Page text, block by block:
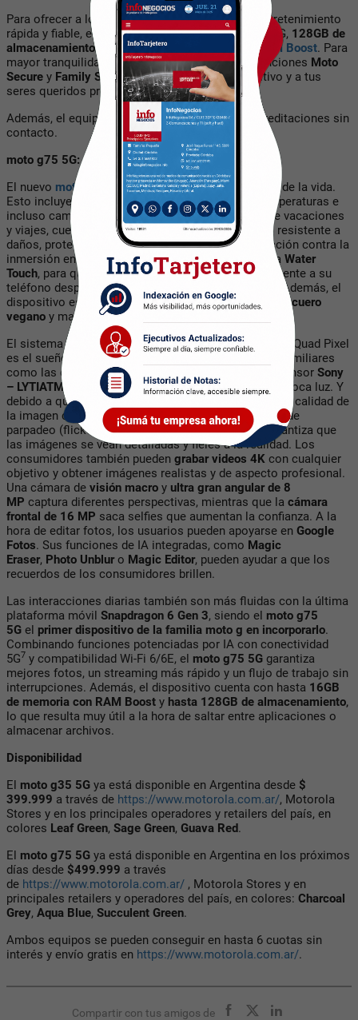
Para ofrecer a los usuarios una experiencia de entretenimiento
rápida y fiable, el dispositivo admite conectividad 5G, 128GB de
almacenamiento y hasta 8GB de memoria
RAM Boost. Para
mayor tranquilidad, el moto g35 5G ofrece las funciones Moto
Secure y Family Space para mantener tu dispositivo y a tus
seres queridos protegidos.
Además, el equipo soporta NFC para pagos y acreditaciones sin
contacto.
moto g75 5G: fabricado para durar
El nuevo moto g75 5G
puede soportar los altibajos de la vida.
Esto incluye condiciones climáticas extremas, temperaturas e
incluso cambios de presión. Apto para todo tipo de vacaciones
y viajes, cuenta con cristal
Corning Gorilla Glass 5 resistente a
daños, protección
IP68 resistente al agua y protección contra la
inmersión en polvo. Incluso incorpora la tecnología Water
Touch, para que los usuarios puedan acceder fácilmente a su
teléfono después de nadar o durante una tormenta. Además, el
dispositivo está disponible en coloridas opciones de
cuero
vegano y material mate para un
El sistema de
cámara de 50 MP con OIS y tecnología Quad Pixel
es el sueño de cualquier fotógrafo. Tanto las fotos familiares
como las de acción se ven nítidas y brillantes, y el sensor Sony
– LYTIATM 600
mejora aún más las condiciones de poca luz. Y
debido a que ciertas fuentes de luz artificial alteran la calidad de
la imagen con un efecto de parpadeo, hay un sensor de
parpadeo (flicker) que destierra las barras. Esto garantiza que
las imágenes se vean detalladas y fieles a la realidad. Los
consumidores también pueden grabar videos 4K con cualquier
objetivo y obtener imágenes realistas y de aspecto profesional.
Una cámara de visión macro y ultra gran angular de 8
MP captura diferentes perspectivas, mientras que la cámara
frontal de 16 MP saca selfies que aumentan la confianza. A la
hora de editar fotos, los usuarios pueden apoyarse en Google
Fotos. Sus funciones de IA integradas, como Magic
Eraser, Photo Unblur o Magic Editor, pueden ayudar a que los
recuerdos de los consumidores brillen.
Las interacciones diarias también son más fluidas con la última
plataforma móvil Snapdragon 6 Gen 3, siendo el moto g75
5G el primer dispositivo de la familia moto g en incorporarlo.
Combinando funciones potenciadas por IA con conectividad
5G7 y compatibilidad Wi-Fi 6/6E, el moto g75 5G garantiza
mejores fotos, un streaming más rápido y un flujo de trabajo sin
interrupciones. Además, el dispositivo cuenta con hasta 16GB
de memoria con RAM Boost y hasta 128GB de almacenamiento,
lo que resulta muy útil a la hora de saltar entre aplicaciones o
almacenar archivos.
Disponibilidad
El moto g35 5G ya está disponible en Argentina desde $
399.999 a través de https://www.motorola.com.ar/, Motorola
Stores y en los principales operadores y retailers del país, en
colores Leaf Green, Sage Green, Guava Red.
El moto g75 5G ya está disponible en Argentina en los próximos
días desde $499.999 a través
de https://www.motorola.com.ar/ , Motorola Stores y en
principales retailers y operadores del país, en colores: Charcoal
Grey, Aqua Blue, Succulent Green.
Ambos equipos se pueden conseguir en hasta 6 cuotas sin
interés y envío gratis en https://www.motorola.com.ar/.
Compartir con tus amigos de